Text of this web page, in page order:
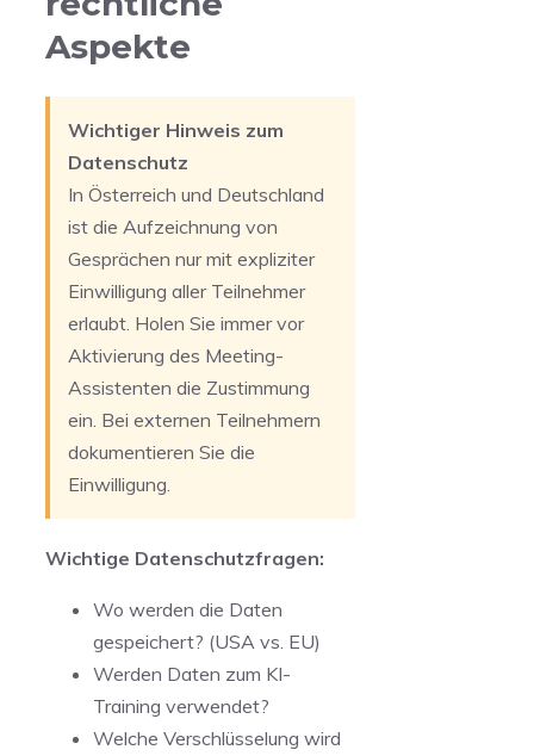
Aspekte
Wichtiger Hinweis zum
Datenschutz
In Österreich und Deutschland
ist die Aufzeichnung von
Gesprächen nur mit expliziter
Einwilligung aller Teilnehmer
erlaubt. Holen Sie immer vor
Aktivierung des Meeting-
Assistenten die Zustimmung
ein. Bei externen Teilnehmern
dokumentieren Sie die
Einwilligung.
Wichtige Datenschutzfragen:
Wo werden die Daten
gespeichert? (USA vs. EU)
Werden Daten zum KI-
Training verwendet?
Welche Verschlüsselung wird